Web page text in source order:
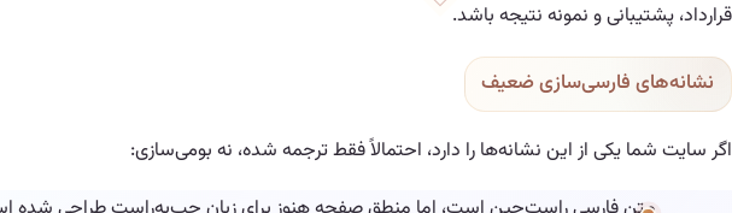
قرارداد، پشتیبانی و نمونه نتیجه باشد.
نشانه‌های فارسی‌سازی ضعیف
اگر سایت شما یکی از این نشانه‌ها را دارد، احتمالاً فقط ترجمه شده، نه بومی‌سازی: